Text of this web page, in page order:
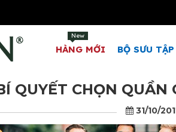
HÀNG MỚI
New
BỘ SƯU TẬP
QUYẾT CHỌN QUẦN
31/10/